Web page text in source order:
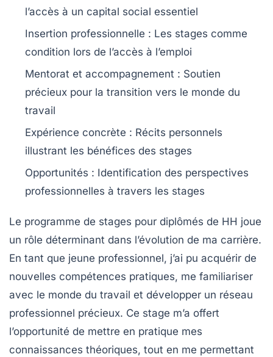
l’accès à un capital social essentiel
Insertion professionnelle : Les stages comme
condition lors de l’accès à l’emploi
Mentorat et accompagnement : Soutien
précieux pour la transition vers le monde du
travail
Expérience concrète : Récits personnels
illustrant les bénéfices des stages
Opportunités : Identification des perspectives
professionnelles à travers les stages
Le programme de stages pour diplômés de HH joue
un rôle déterminant dans l’évolution de ma carrière.
En tant que jeune professionnel, j’ai pu acquérir de
nouvelles compétences pratiques, me familiariser
avec le monde du travail et développer un réseau
professionnel précieux. Ce stage m’a offert
l’opportunité de mettre en pratique mes
connaissances théoriques, tout en me permettant